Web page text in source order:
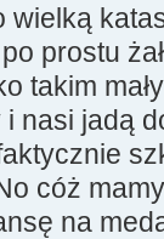
wielką
prostu
takim
nasi jadą
cóż
na